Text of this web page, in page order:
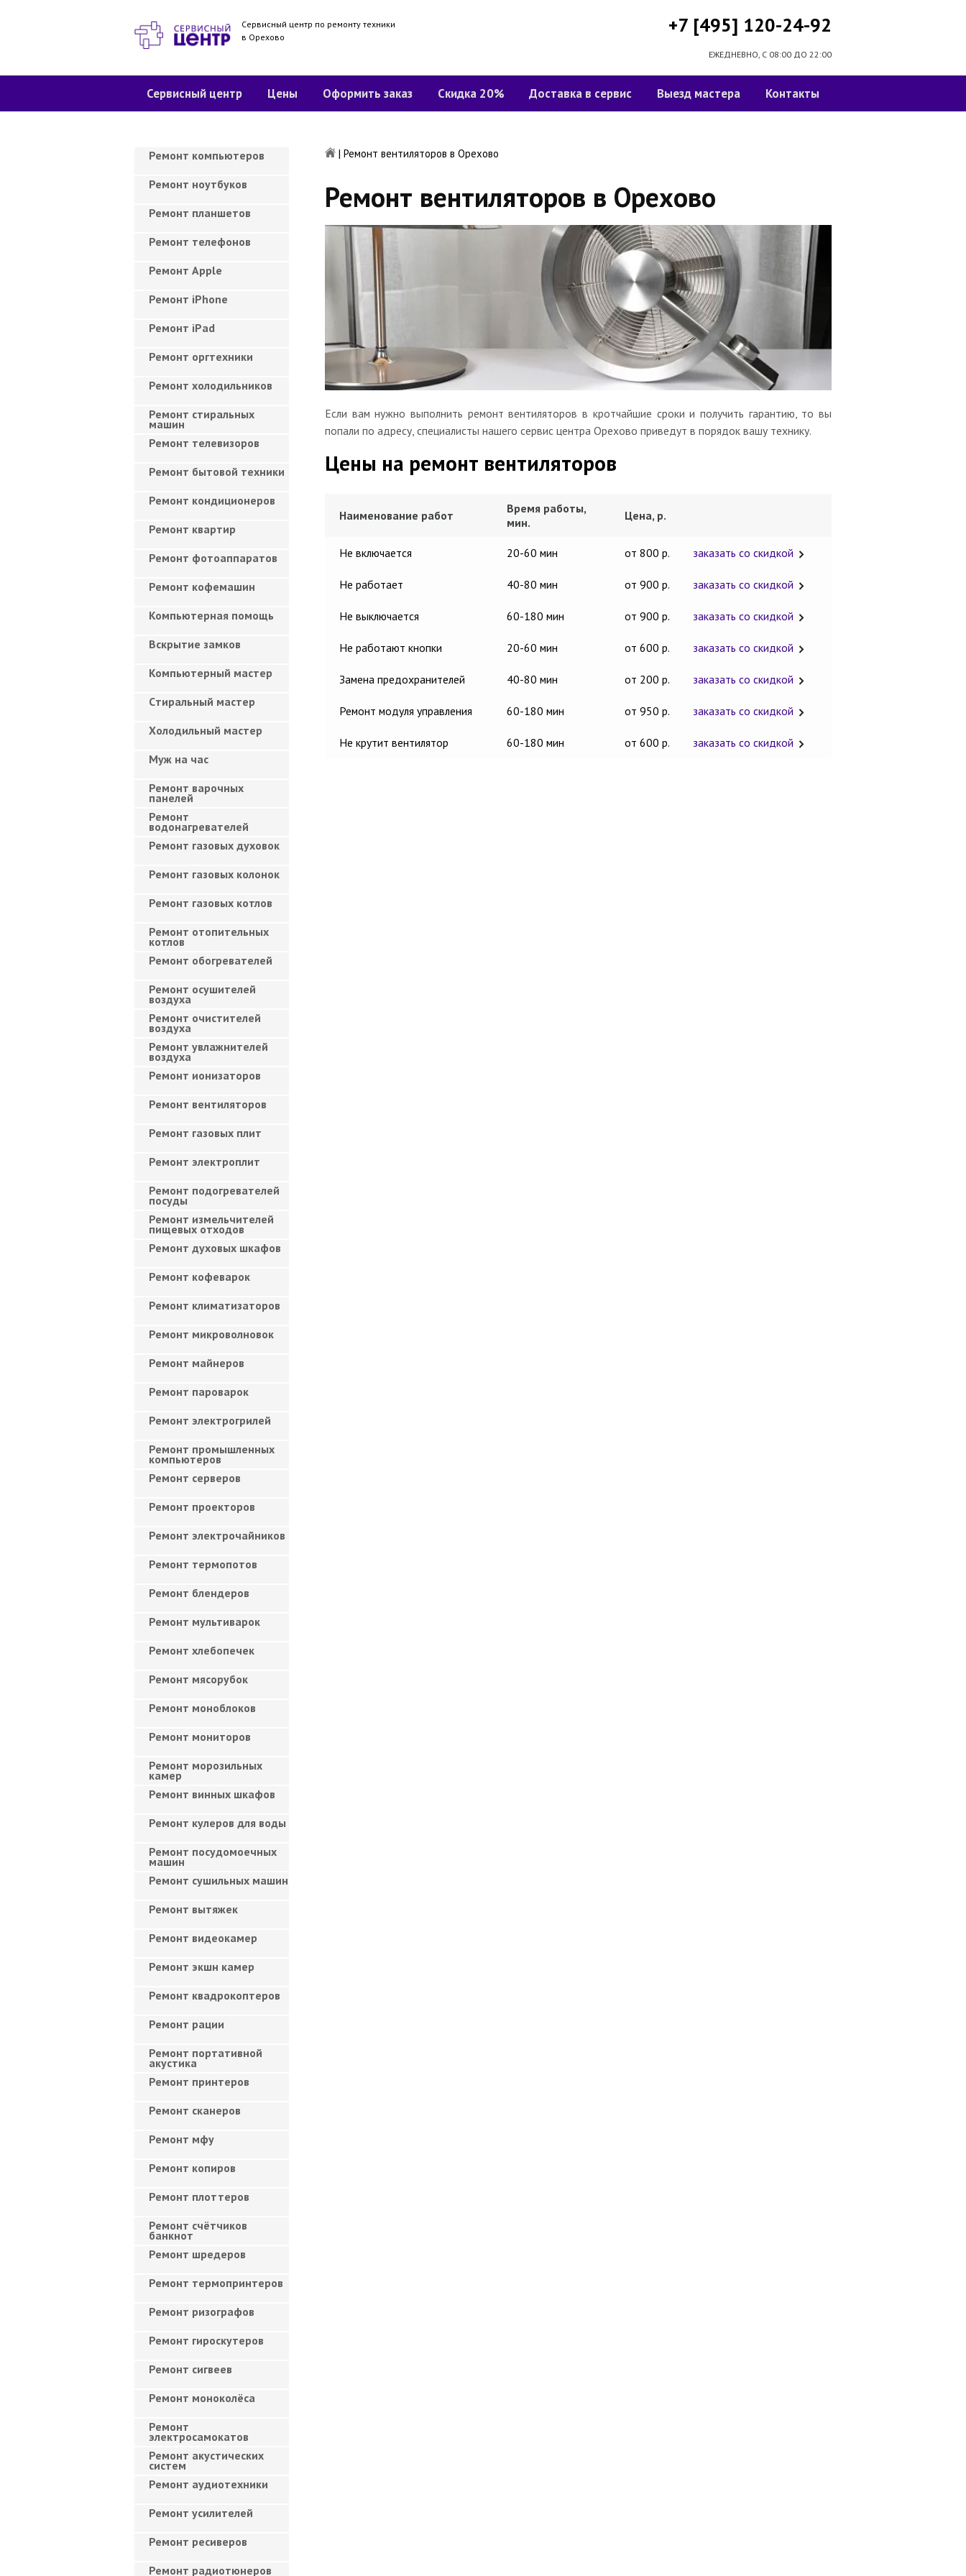
Сервисный центр по ремонту техники
в Орехово
+7 [495] 120-24-92
ЕЖЕДНЕВНО, С 08:00 ДО 22:00
Сервисный центр Цены Оформить заказ Скидка 20% Доставка в сервис Выезд мастера Контакты
| Ремонт вентиляторов в Орехово
Ремонт вентиляторов в Орехово
Если вам нужно выполнить ремонт вентиляторов в кротчайшие сроки и получить гарантию, то вы
попали по адресу, специалисты нашего сервис центра Орехово приведут в порядок вашу технику.
Цены на ремонт вентиляторов
Наименование работ
Время работы,
мин.
Цена, р.
Не включается 20-60 мин от 800 р. заказать со скидкой
Не работает 40-80 мин от 900 р. заказать со скидкой
Не выключается 60-180 мин от 900 р. заказать со скидкой
Не работают кнопки 20-60 мин от 600 р. заказать со скидкой
Замена предохранителей 40-80 мин от 200 р. заказать со скидкой
Ремонт модуля управления 60-180 мин от 950 р. заказать со скидкой
Не крутит вентилятор 60-180 мин от 600 р. заказать со скидкой
Ремонт компьютеров
Ремонт ноутбуков
Ремонт планшетов
Ремонт телефонов
Ремонт Apple
Ремонт iPhone
Ремонт iPad
Ремонт оргтехники
Ремонт холодильников
Ремонт стиральных
машин
Ремонт телевизоров
Ремонт бытовой техники
Ремонт кондиционеров
Ремонт квартир
Ремонт фотоаппаратов
Ремонт кофемашин
Компьютерная помощь
Вскрытие замков
Компьютерный мастер
Cтиральный мастер
Холодильный мастер
Муж на час
Ремонт варочных
панелей
Ремонт
водонагревателей
Ремонт газовых духовок
Ремонт газовых колонок
Ремонт газовых котлов
Ремонт отопительных
котлов
Ремонт обогревателей
Ремонт осушителей
воздуха
Ремонт очистителей
воздуха
Ремонт увлажнителей
воздуха
Ремонт ионизаторов
Ремонт вентиляторов
Ремонт газовых плит
Ремонт электроплит
Ремонт подогревателей
посуды
Ремонт измельчителей
пищевых отходов
Ремонт духовых шкафов
Ремонт кофеварок
Ремонт климатизаторов
Ремонт микроволновок
Ремонт майнеров
Ремонт пароварок
Ремонт электрогрилей
Ремонт промышленных
компьютеров
Ремонт серверов
Ремонт проекторов
Ремонт электрочайников
Ремонт термопотов
Ремонт блендеров
Ремонт мультиварок
Ремонт хлебопечек
Ремонт мясорубок
Ремонт моноблоков
Ремонт мониторов
Ремонт морозильных
камер
Ремонт винных шкафов
Ремонт кулеров для воды
Ремонт посудомоечных
машин
Ремонт сушильных машин
Ремонт вытяжек
Ремонт видеокамер
Ремонт экшн камер
Ремонт квадрокоптеров
Ремонт рации
Ремонт портативной
акустика
Ремонт принтеров
Ремонт сканеров
Ремонт мфу
Ремонт копиров
Ремонт плоттеров
Ремонт счётчиков
банкнот
Ремонт шредеров
Ремонт термопринтеров
Ремонт ризографов
Ремонт гироскутеров
Ремонт сигвеев
Ремонт моноколёса
Ремонт
электросамокатов
Ремонт акустических
систем
Ремонт аудиотехники
Ремонт усилителей
Ремонт ресиверов
Ремонт радиотюнеров